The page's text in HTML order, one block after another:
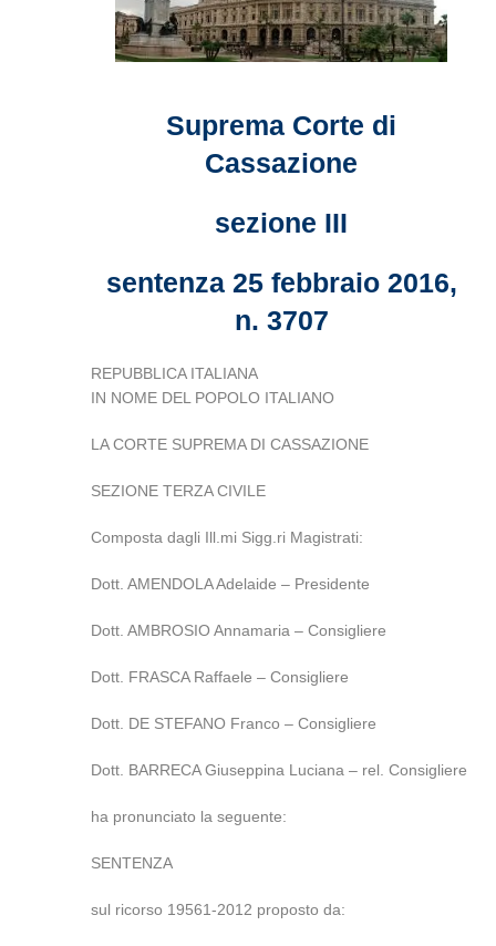
Suprema Corte di
Cassazione
sezione III
sentenza 25 febbraio 2016,
n. 3707
REPUBBLICA ITALIANA
IN NOME DEL POPOLO ITALIANO
LA CORTE SUPREMA DI CASSAZIONE
SEZIONE TERZA CIVILE
Composta dagli Ill.mi Sigg.ri Magistrati:
Dott. AMENDOLA Adelaide – Presidente
Dott. AMBROSIO Annamaria – Consigliere
Dott. FRASCA Raffaele – Consigliere
Dott. DE STEFANO Franco – Consigliere
Dott. BARRECA Giuseppina Luciana – rel. Consigliere
ha pronunciato la seguente:
SENTENZA
sul ricorso 19561-2012 proposto da: